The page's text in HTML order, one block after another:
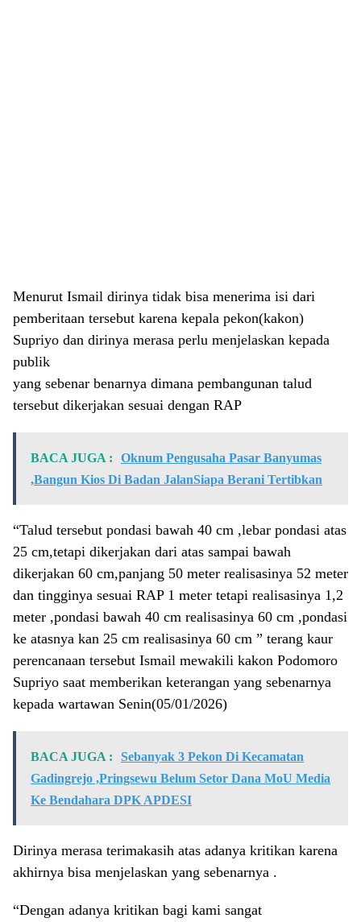
Menurut Ismail dirinya tidak bisa menerima isi dari
pemberitaan tersebut karena kepala pekon(kakon)
Supriyo dan dirinya merasa perlu menjelaskan kepada
publik
yang sebenar benarnya dimana pembangunan talud
tersebut dikerjakan sesuai dengan RAP
BACA JUGA :
Oknum Pengusaha Pasar Banyumas
,Bangun Kios Di Badan JalanSiapa Berani Tertibkan
“Talud tersebut pondasi bawah 40 cm ,lebar pondasi atas
25 cm,tetapi dikerjakan dari atas sampai bawah
dikerjakan 60 cm,panjang 50 meter realisasinya 52 meter
dan tingginya sesuai RAP 1 meter tetapi realisasinya 1,2
meter ,pondasi bawah 40 cm realisasinya 60 cm ,pondasi
ke atasnya kan 25 cm realisasinya 60 cm ” terang kaur
perencanaan tersebut Ismail mewakili kakon Podomoro
Supriyo saat memberikan keterangan yang sebenarnya
kepada wartawan Senin(05/01/2026)
BACA JUGA :
Sebanyak 3 Pekon Di Kecamatan
Gadingrejo ,Pringsewu Belum Setor Dana MoU Media
Ke Bendahara DPK APDESI
Dirinya merasa terimakasih atas adanya kritikan karena
akhirnya bisa menjelaskan yang sebenarnya .
“Dengan adanya kritikan bagi kami sangat